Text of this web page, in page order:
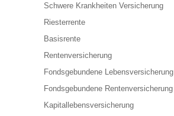
Schwere Krankheiten Versicherung
Riesterrente
Basisrente
Rentenversicherung
Fondsgebundene Lebensversicherung
Fondsgebundene Rentenversicherung
Kapitallebensversicherung